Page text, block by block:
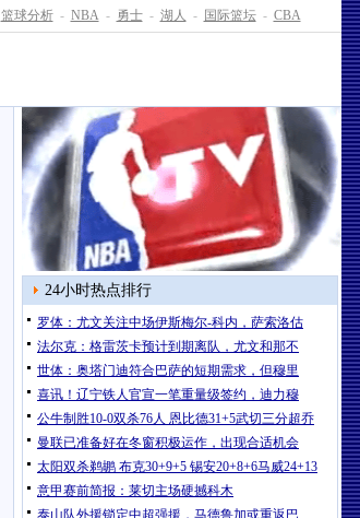
篮球分析 - NBA - 勇士 - 湖人 - 国际篮坛 - CBA
24小时热点排行
罗体：尤文关注中场伊斯梅尔-科内，萨索洛估
法尔克：格雷茨卡预计到期离队，尤文和那不
世体：奥塔门迪符合巴萨的短期需求，但穆里
喜讯！辽宁铁人官宣一笔重量级签约，迪力穆
公牛制胜10-0双杀76人 恩比德31+5武切三分超乔
曼联已准备好在冬窗积极运作，出现合适机会
太阳双杀鹈鹕 布克30+9+5 锡安20+8+6马威24+13
意甲赛前简报：莱切主场硬撼科木
泰山队外援锁定中超强援，马德鲁加或重返巴